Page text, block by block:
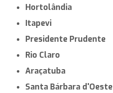
Hortolândia
Itapevi
Presidente Prudente
Rio Claro
Araçatuba
Santa Bárbara d'Oeste